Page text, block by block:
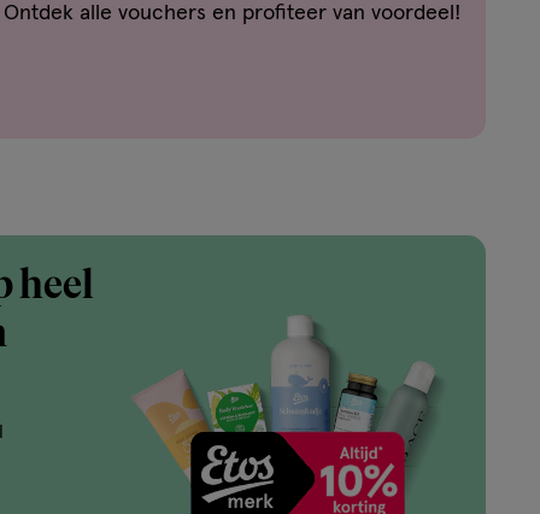
alle vouchers en profiteer van voordeel!
heel